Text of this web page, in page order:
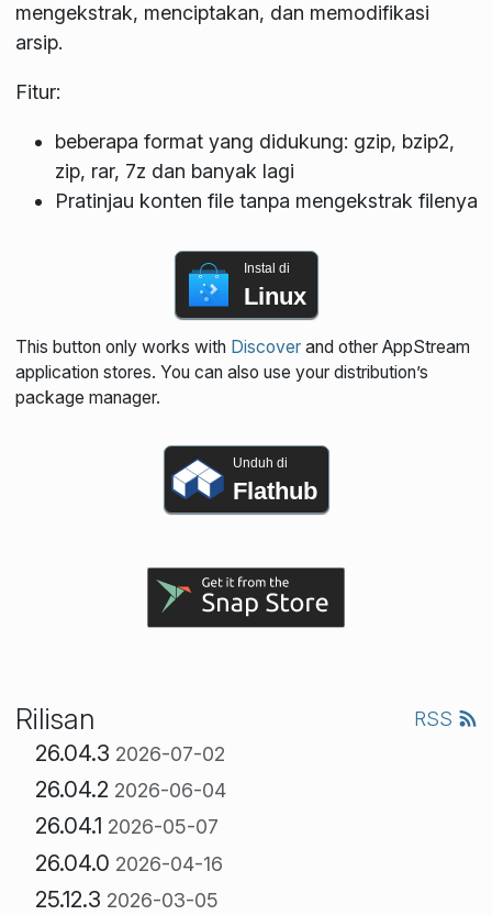
mengekstrak, menciptakan, dan memodifikasi
arsip.
Fitur:
beberapa format yang didukung: gzip, bzip2,
zip, rar, 7z dan banyak lagi
Pratinjau konten file tanpa mengekstrak filenya
Instal di
Linux
This button only works with Discoverand other AppStream
application stores. You can also use your distribution’s
package manager.
Unduh di
Flathub
Rilisan RSS
26.04.3 2026-07-02
26.04.2 2026-06-04
26.04.1 2026-05-07
26.04.0 2026-04-16
25.12.3 2026-03-05